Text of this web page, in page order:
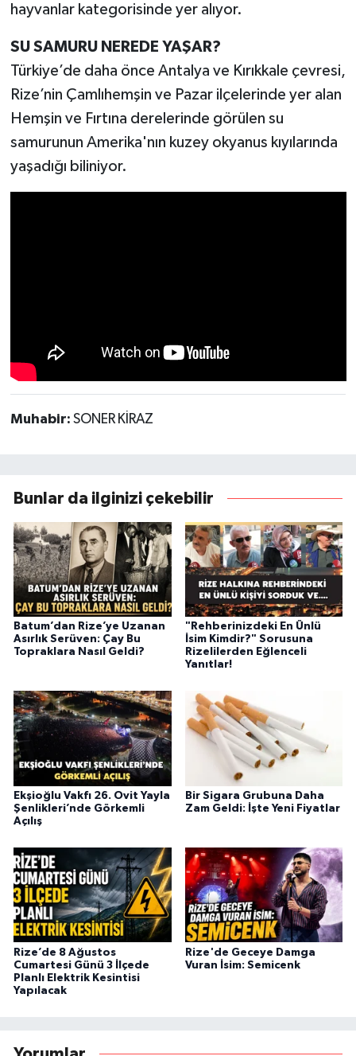
hayvanlar kategorisinde yer alıyor.
SU SAMURU NEREDE YAŞAR?
Türkiye’de daha önce Antalya ve Kırıkkale çevresi,
Rize’nin Çamlıhemşin ve Pazar ilçelerinde yer alan
Hemşin ve Fırtına derelerinde görülen su
samurunun Amerika'nın kuzey okyanus kıyılarında
yaşadığı biliniyor.
Muhabir: SONER KİRAZ
Bunlar da ilginizi çekebilir
Batum’dan Rize’ye Uzanan
Asırlık Serüven: Çay Bu
Topraklara Nasıl Geldi?
"Rehberinizdeki En Ünlü
İsim Kimdir?" Sorusuna
Rizelilerden Eğlenceli
Yanıtlar!
Ekşioğlu Vakfı 26. Ovit Yayla
Şenlikleri’nde Görkemli
Açılış
Bir Sigara Grubuna Daha
Zam Geldi: İşte Yeni Fiyatlar
Rize’de 8 Ağustos
Cumartesi Günü 3 İlçede
Planlı Elektrik Kesintisi
Yapılacak
Rize'de Geceye Damga
Vuran İsim: Semicenk